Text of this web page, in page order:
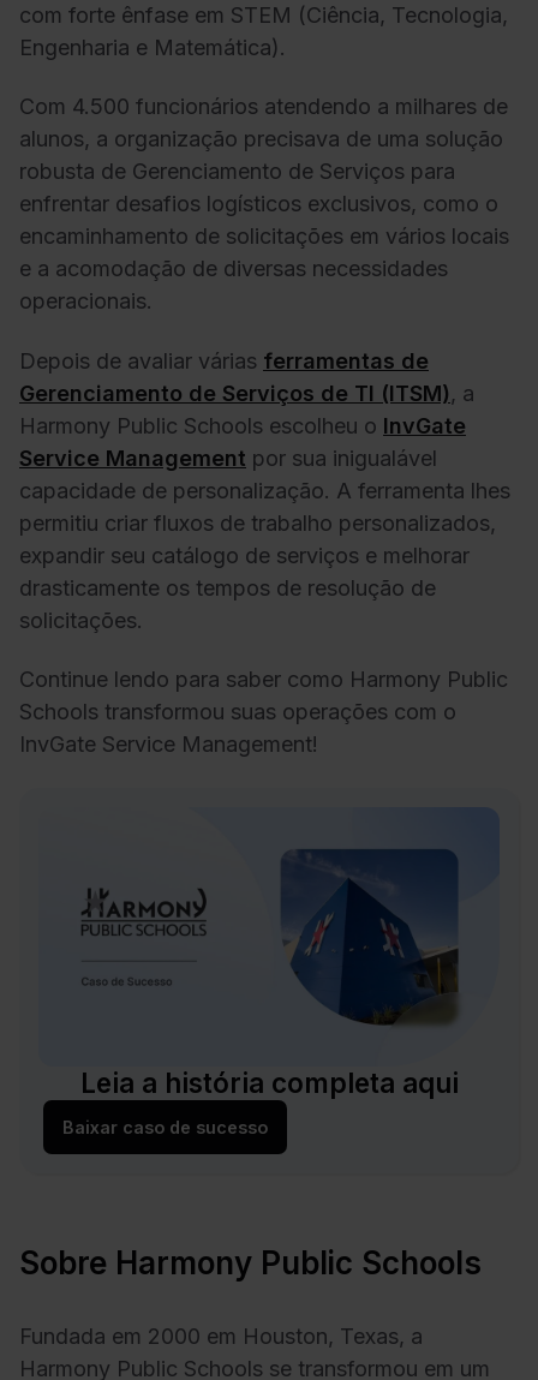
com forte ênfase em STEM (Ciência, Tecnologia,
Engenharia e Matemática).
Com 4.500 funcionários atendendo a milhares de
alunos, a organização precisava de uma solução
robusta de Gerenciamento de Serviços para
enfrentar desafios logísticos exclusivos, como o
encaminhamento de solicitações em vários locais
e a acomodação de diversas necessidades
operacionais.
Depois de avaliar várias ferramentas de
Gerenciamento de Serviços de TI (ITSM), a
Harmony Public Schools escolheu o InvGate
Service Management por sua inigualável
capacidade de personalização. A ferramenta lhes
permitiu criar fluxos de trabalho personalizados,
expandir seu catálogo de serviços e melhorar
drasticamente os tempos de resolução de
solicitações.
Continue lendo para saber como Harmony Public
Schools transformou suas operações com o
InvGate Service Management!
Leia a história completa aqui
Baixar caso de sucesso
Sobre Harmony Public Schools
Fundada em 2000 em Houston, Texas, a
Harmony Public Schools se transformou em um